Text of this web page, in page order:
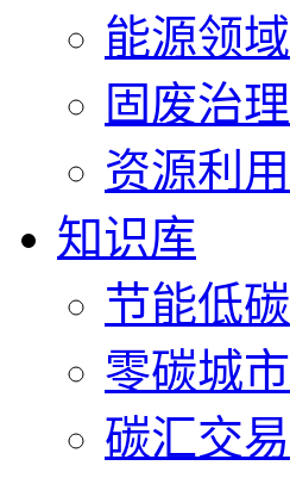
能源领域
固废治理
资源利用
知识库
节能低碳
零碳城市
碳汇交易